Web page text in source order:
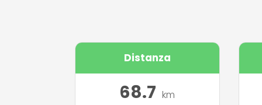
Distanza
68.7 km